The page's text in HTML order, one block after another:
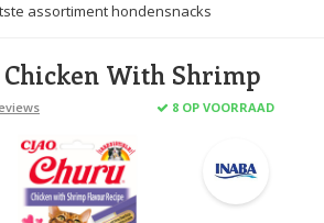
assortiment hondensnacks
Chicken With Shrimp
8 OP VOORRAAD